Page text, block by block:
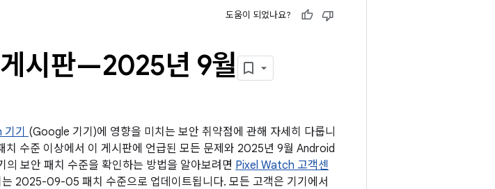
도움이 되었나요?
시판—2025년 9월
기 (Google 기기)에 영향을 미치는 보안 취약점에 관해 자세히 다룹니
수준 이상에서 이 게시판에 언급된 모든 문제와 2025년 9월 Android
보안 패치 수준을 확인하는 방법을 알아보려면 Pixel Watch 고객센
2025-09-05 패치 수준으로 업데이트됩니다. 모든 고객은 기기에서